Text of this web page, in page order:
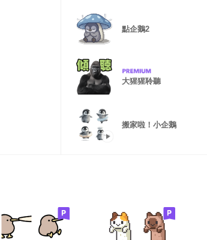
點企鵝2
大猩猩聆聽
搬家啦！小企鵝